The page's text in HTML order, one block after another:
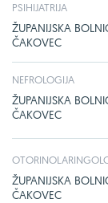
PSIHIJATRIJA
ŽUPANIJSKA
ČAKOVEC
NEFROLOGIJA
ŽUPANIJSKA
ČAKOVEC
ŽUPANIJSKA
ČAKOVEC